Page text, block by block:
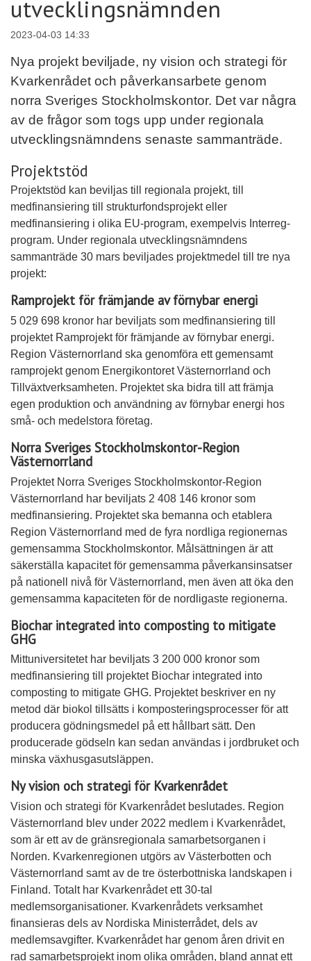
utvecklingsnämnden
2023-04-03 14:33
Nya projekt beviljade, ny vision och strategi för
Kvarkenrådet och påverkansarbete genom
norra Sveriges Stockholmskontor. Det var några
av de frågor som togs upp under regionala
utvecklingsnämndens senaste sammanträde.
Projektstöd
Projektstöd kan beviljas till regionala projekt, till
medfinansiering till strukturfondsprojekt eller
medfinansiering i olika EU-program, exempelvis Interreg-
program. Under regionala utvecklingsnämndens
sammanträde 30 mars beviljades projektmedel till tre nya
projekt:
Ramprojekt för främjande av förnybar energi
5 029 698 kronor har beviljats som medfinansiering till
projektet Ramprojekt för främjande av förnybar energi.
Region Västernorrland ska genomföra ett gemensamt
ramprojekt genom Energikontoret Västernorrland och
Tillväxtverksamheten. Projektet ska bidra till att främja
egen produktion och användning av förnybar energi hos
små- och medelstora företag.
Norra Sveriges Stockholmskontor-Region
Västernorrland
Projektet Norra Sveriges Stockholmskontor-Region
Västernorrland har beviljats 2 408 146 kronor som
medfinansiering. Projektet ska bemanna och etablera
Region Västernorrland med de fyra nordliga regionernas
gemensamma Stockholmskontor. Målsättningen är att
säkerställa kapacitet för gemensamma påverkansinsatser
på nationell nivå för Västernorrland, men även att öka den
gemensamma kapaciteten för de nordligaste regionerna.
Biochar integrated into composting to mitigate
GHG
Mittuniversitetet har beviljats 3 200 000 kronor som
medfinansiering till projektet Biochar integrated into
composting to mitigate GHG. Projektet beskriver en ny
metod där biokol tillsätts i komposteringsprocesser för att
producera gödningsmedel på ett hållbart sätt. Den
producerade gödseln kan sedan användas i jordbruket och
minska växhusgasutsläppen.
Ny vision och strategi för Kvarkenrådet
Vision och strategi för Kvarkenrådet beslutades. Region
Västernorrland blev under 2022 medlem i Kvarkenrådet,
som är ett av de gränsregionala samarbetsorganen i
Norden. Kvarkenregionen utgörs av Västerbotten och
Västernorrland samt av de tre österbottniska landskapen i
Finland. Totalt har Kvarkenrådet ett 30-tal
medlemsorganisationer. Kvarkenrådets verksamhet
finansieras dels av Nordiska Ministerrådet, dels av
medlemsavgifter. Kvarkenrådet har genom åren drivit en
rad samarbetsprojekt inom olika områden, bland annat ett